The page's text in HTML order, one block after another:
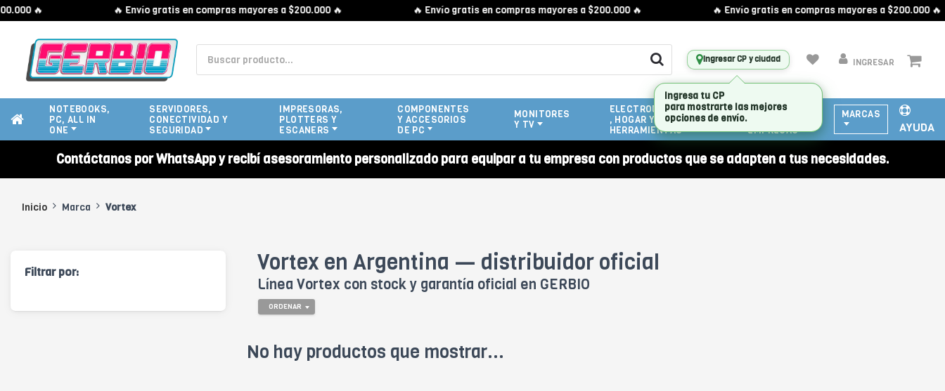
🔥 🔥 Envío gratis en compras mayores a $200.000 🔥 🔥 Envío gratis en compras mayores a $200.000 🔥 🔥 Envío gratis en compras mayores a $200.000 🔥
Ingresar CP y ciudad INGRESAR
NOTEBOOKS,
PC, ALL IN
ONE
SERVIDORES,
CONECTIVIDAD Y
SEGURIDAD
IMPRESORAS,
PLOTTERS Y
ESCANERS
COMPONENTES
Y ACCESORIOS
DE PC
MONITORES
Y TV
ELECTRODOMESTICOS
, HOGAR Y
HERRAMIENTAS
ATENCIÓN
EMPRESAS
MARCAS
AYUDA
Contáctanos por WhatsApp y recibí asesoramiento personalizado para equipar a tu empresa con productos que se adapten a tus necesidades.
Inicio Marca Vortex
Filtrar por: Vortex en Argentina — distribuidor oficial
Línea Vortex con stock y garantía oficial en GERBIO
ORDENAR
No hay productos que mostrar...